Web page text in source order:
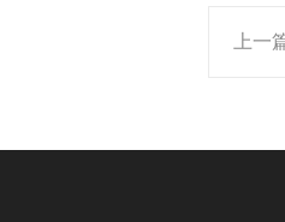
上一